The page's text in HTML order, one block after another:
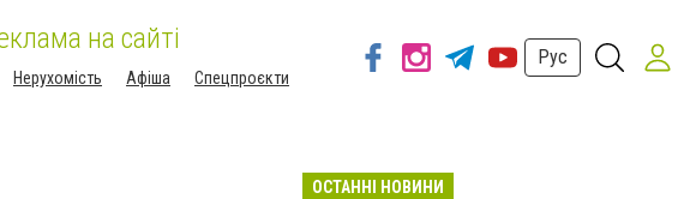
на сайті
Нерухомість Афіша Спецпроєкти
Рус
ОСТАННІ НОВИНИ